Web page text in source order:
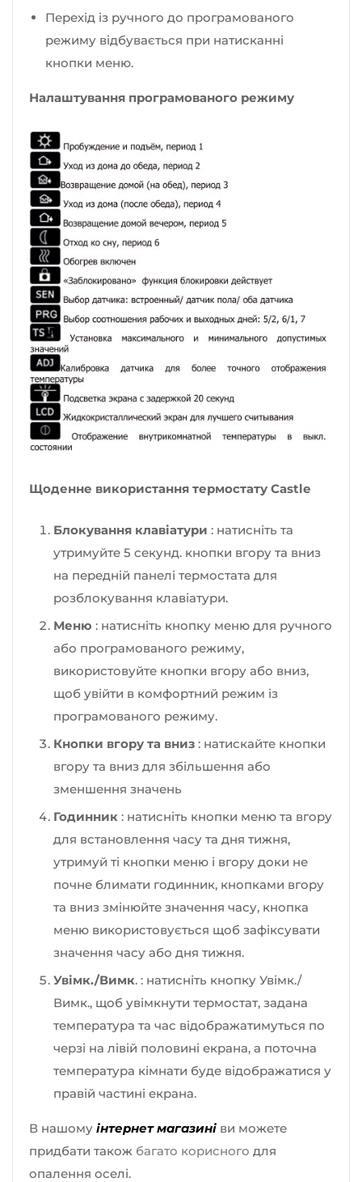
Перехід із ручного до програмованого
режиму відбувається при натисканні
кнопки меню.
Налаштування програмованого режиму
Щоденне використання термостату Castle
Блокування клавіатури : натисніть та
утримуйте 5 секунд. кнопки вгору та вниз
на передній панелі термостата для
розблокування клавіатури.
Меню : натисніть кнопку меню для ручного
або програмованого режиму,
використовуйте кнопки вгору або вниз,
щоб увійти в комфортний режим із
програмованого режиму.
Кнопки вгору та вниз : натискайте кнопки
вгору та вниз для збільшення або
зменшення значень
Годинник : натисніть кнопки меню та вгору
для встановлення часу та дня тижня,
утримуй ті кнопки меню і вгору доки не
почне блимати годинник, кнопками вгору
та вниз змінюйте значення часу, кнопка
меню використовується щоб зафіксувати
значення часу або дня тижня.
Увімк./Вимк. : натисніть кнопку Увімк./
Вимк., щоб увімкнути термостат, задана
температура та час відображатимуться по
черзі на лівій половині екрана, а поточна
температура кімнати буде відображатися у
правій частині екрана.
В нашому інтернет магазині ви можете
придбати також багато корисного для
опалення оселі.